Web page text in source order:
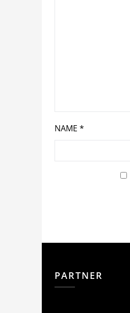
NAME *
PARTNER